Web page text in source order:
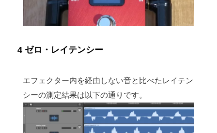
4 ゼロ・レイテンシー
エフェクター内を経由しない音と比べたレイテン
シーの測定結果は以下の通りです。